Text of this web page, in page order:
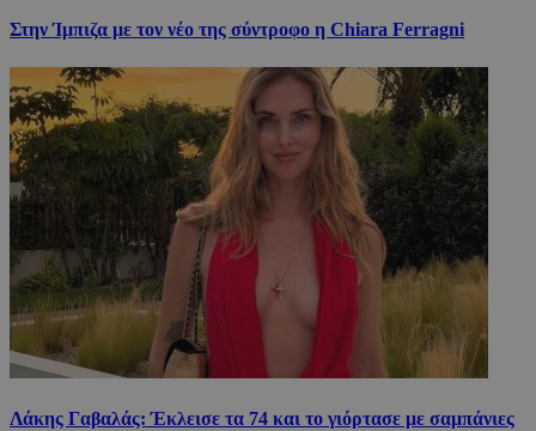
Στην Ίμπιζα με τον νέο της σύντροφο η Chiara Ferragni
Λάκης Γαβαλάς: Έκλεισε τα 74 και το γιόρτασε με σαμπάνιες